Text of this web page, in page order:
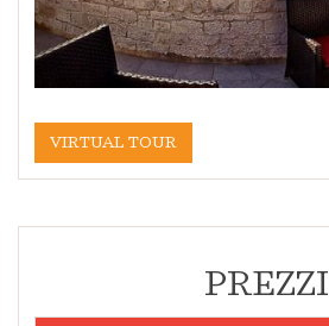
VIRTUAL TOUR
PREZZI